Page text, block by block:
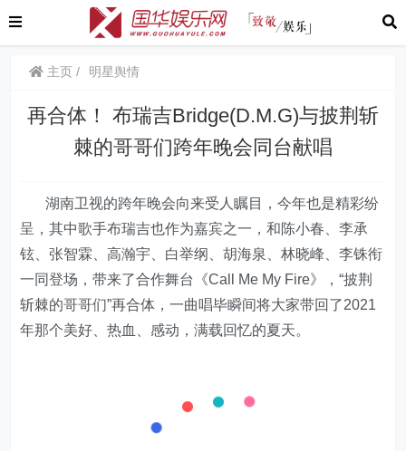
主页 明星舆情
再合体！ 布瑞吉Bridge(D.M.G)与披荆斩
棘的哥哥们跨年晚会同台献唱
湖南卫视的跨年晚会向来受人瞩目，今年也是精彩纷
呈，其中歌手布瑞吉也作为嘉宾之一，和陈小春、李承
铉、张智霖、高瀚宇、白举纲、胡海泉、林晓峰、李铢衔
一同登场，带来了合作舞台《Call Me My Fire》，“披荆
斩棘的哥哥们”再合体，一曲唱毕瞬间将大家带回了2021
年那个美好、热血、感动，满载回忆的夏天。